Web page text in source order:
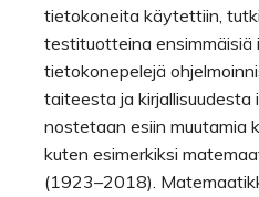
tietokoneita käytettiin,
testituotteina ensimmäisiä
tietokonepelejä
taiteesta ja kirjallisuudesta
nostetaan esiin muutamia
kuten esimerkiksi
(1923–2018).